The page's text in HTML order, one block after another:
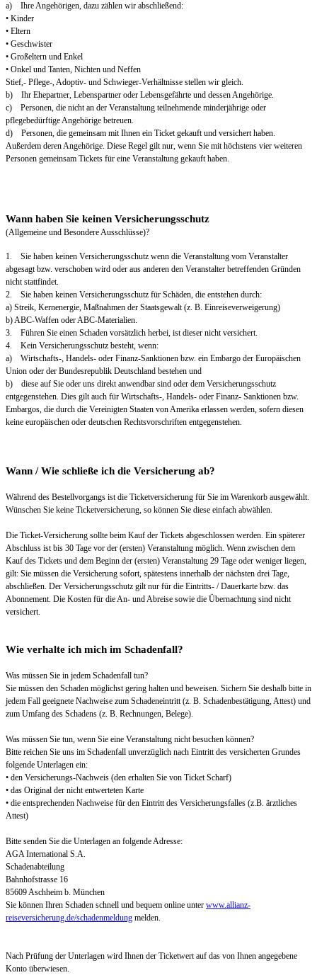
a) Ihre Angehörigen, dazu zählen wir abschließend:
• Kinder
• Eltern
• Geschwister
• Großeltern und Enkel
• Onkel und Tanten, Nichten und Neffen
Stief,- Pflege-, Adoptiv- und Schwieger-Verhältnisse stellen wir gleich.
b) Ihr Ehepartner, Lebenspartner oder Lebensgefährte und dessen Angehörige.
c) Personen, die nicht an der Veranstaltung teilnehmende minderjährige oder
pflegebedürftige Angehörige betreuen.
d) Personen, die gemeinsam mit Ihnen ein Ticket gekauft und versichert haben.
Außerdem deren Angehörige. Diese Regel gilt nur, wenn Sie mit höchstens vier weiteren
Personen gemeinsam Tickets für eine Veranstaltung gekauft haben.
Wann haben Sie keinen Versicherungsschutz
(Allgemeine und Besondere Ausschlüsse)?
1. Sie haben keinen Versicherungsschutz wenn die Veranstaltung vom Veranstalter
abgesagt bzw. verschoben wird oder aus anderen den Veranstalter betreffenden Gründen
nicht stattfindet.
2. Sie haben keinen Versicherungsschutz für Schäden, die entstehen durch:
a) Streik, Kernenergie, Maßnahmen der Staatsgewalt (z. B. Einreiseverweigerung)
b) ABC-Waffen oder ABC-Materialien.
3. Führen Sie einen Schaden vorsätzlich herbei, ist dieser nicht versichert.
4. Kein Versicherungsschutz besteht, wenn:
a) Wirtschafts-, Handels- oder Finanz-Sanktionen bzw. ein Embargo der Europäischen
Union oder der Bundesrepublik Deutschland bestehen und
b) diese auf Sie oder uns direkt anwendbar sind oder dem Versicherungsschutz
entgegenstehen. Dies gilt auch für Wirtschafts-, Handels- oder Finanz- Sanktionen bzw.
Embargos, die durch die Vereinigten Staaten von Amerika erlassen werden, sofern diesen
keine europäischen oder deutschen Rechtsvorschriften entgegenstehen.
Wann / Wie schließe ich die Versicherung ab?
Während des Bestellvorgangs ist die Ticketversicherung für Sie im Warenkorb ausgewählt.
Wünschen Sie keine Ticketversicherung, so können Sie diese einfach abwählen.
Die Ticket-Versicherung sollte beim Kauf der Tickets abgeschlossen werden. Ein späterer
Abschluss ist bis 30 Tage vor der (ersten) Veranstaltung möglich. Wenn zwischen dem
Kauf des Tickets und dem Beginn der (ersten) Veranstaltung 29 Tage oder weniger liegen,
gilt: Sie müssen die Versicherung sofort, spätestens innerhalb der nächsten drei Tage,
abschließen. Der Versicherungsschutz gilt nur für die Eintritts- / Dauerkarte bzw. das
Abonnement. Die Kosten für die An- und Abreise sowie die Übernachtung sind nicht
versichert.
Wie verhalte ich mich im Schadenfall?
Was müssen Sie in jedem Schadenfall tun?
Sie müssen den Schaden möglichst gering halten und beweisen. Sichern Sie deshalb bitte in
jedem Fall geeignete Nachweise zum Schadeneintritt (z. B. Schadenbestätigung, Attest) und
zum Umfang des Schadens (z. B. Rechnungen, Belege).
Was müssen Sie tun, wenn Sie eine Veranstaltung nicht besuchen können?
Bitte reichen Sie uns im Schadenfall unverzüglich nach Eintritt des versicherten Grundes
folgende Unterlagen ein:
• den Versicherungs-Nachweis (den erhalten Sie von Ticket Scharf)
• das Original der nicht entwerteten Karte
• die entsprechenden Nachweise für den Eintritt des Versicherungsfalles (z.B. ärztliches
Attest)
Bitte senden Sie die Unterlagen an folgende Adresse:
AGA International S.A.
Schadenabteilung
Bahnhofstrasse 16
85609 Aschheim b. München
Sie können Ihren Schaden schnell und bequem online unter www.allianz-
reiseversicherung.de/schadenmeldung melden.
Nach Prüfung der Unterlagen wird Ihnen der Ticketwert auf das von Ihnen angegebene
Konto überwiesen.